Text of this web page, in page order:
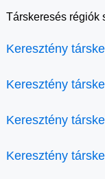
Társkeresés régiók
Keresztény
Keresztény
Keresztény
Keresztény